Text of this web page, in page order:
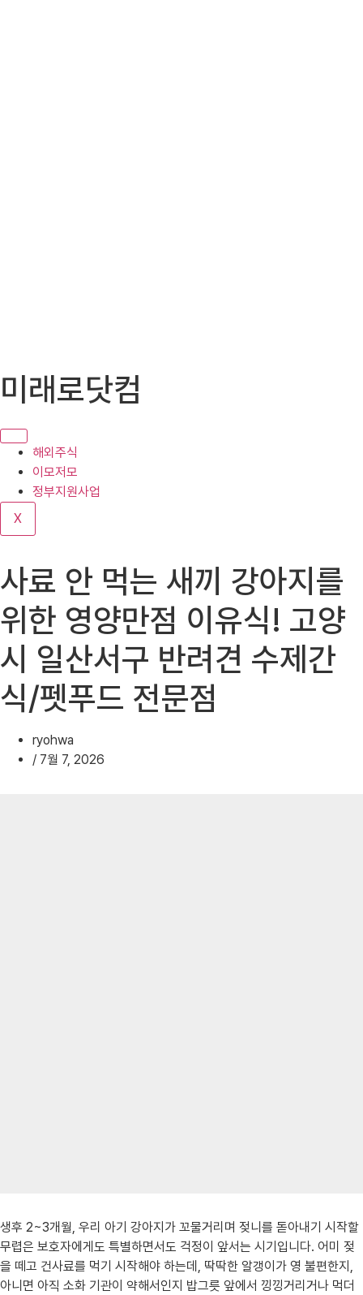
텐
로
기
미래로닷컴
해외주식
이모저모
정부지원사업
X
사료 안 먹는 새끼 강아지를
위한 영양만점 이유식! 고양
시 일산서구 반려견 수제간
식/펫푸드 전문점
ryohwa
/ 7월 7, 2026
생후 2~3개월, 우리 아기 강아지가 꼬물거리며 젖니를 돋아내기 시작할
무렵은 보호자에게도 특별하면서도 걱정이 앞서는 시기입니다. 어미 젖
을 떼고 건사료를 먹기 시작해야 하는데, 딱딱한 알갱이가 영 불편한지,
아니면 아직 소화 기관이 약해서인지 밥그릇 앞에서 낑낑거리거나 먹더